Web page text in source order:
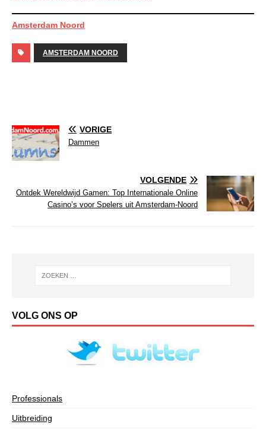
Amsterdam Noord
AMSTERDAM NOORD
VORIGE
Dammen
VOLGENDE
Ontdek Wereldwijd Gamen: Top Internationale Online
Casino’s voor Spelers uit Amsterdam-Noord
VOLG ONS OP
Professionals
Uitbreiding